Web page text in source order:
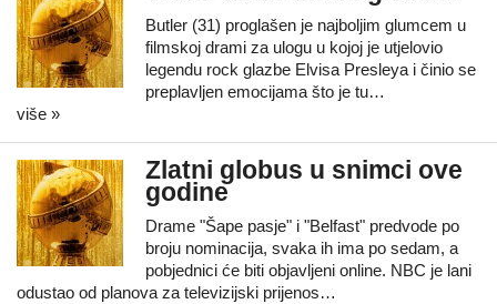
Butler (31) proglašen je najboljim glumcem u
filmskoj drami za ulogu u kojoj je utjelovio
legendu rock glazbe Elvisa Presleya i činio se
preplavljen emocijama što je tu…
više »
Zlatni globus u snimci ove
godine
Drame "Šape pasje" i "Belfast" predvode po
broju nominacija, svaka ih ima po sedam, a
pobjednici će biti objavljeni online. NBC je lani
odustao od planova za televizijski prijenos…